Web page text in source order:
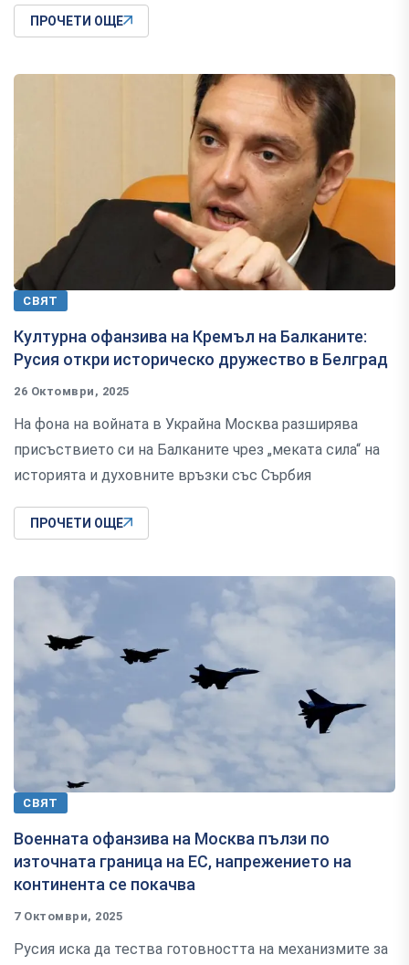
ПРОЧЕТИ ОЩЕ
СВЯТ
Културна офанзива на Кремъл на Балканите:
Русия откри историческо дружество в Белград
26 Октомври, 2025
На фона на войната в Украйна Москва разширява
присъствието си на Балканите чрез „меката сила“ на
историята и духовните връзки със Сърбия
ПРОЧЕТИ ОЩЕ
СВЯТ
Военната офанзива на Москва пълзи по
източната граница на ЕС, напрежението на
континента се покачва
7 Октомври, 2025
Русия иска да тества готовността на механизмите за